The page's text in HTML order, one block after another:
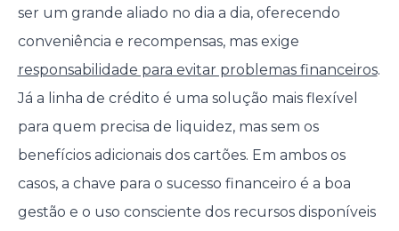
ser um grande aliado no dia a dia, oferecendo
conveniência e recompensas, mas exige
responsabilidade para evitar problemas financeiros.
Já a linha de crédito é uma solução mais flexível
para quem precisa de liquidez, mas sem os
benefícios adicionais dos cartões. Em ambos os
casos, a chave para o sucesso financeiro é a boa
gestão e o uso consciente dos recursos disponíveis